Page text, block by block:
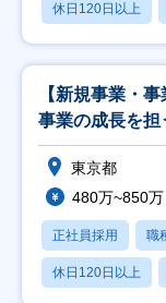
休日120日以上
【新規事業・
事業の成長を
東京都
480万~850万
正社員採用 職
休日120日以上